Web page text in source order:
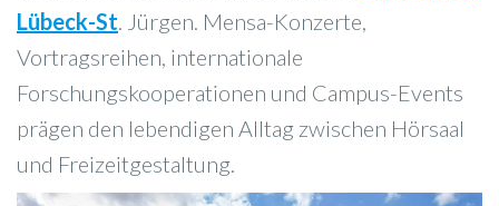
Lübeck-St . Jürgen. Mensa-Konzerte,
Vortragsreihen, internationale
Forschungskooperationen und Campus-Events
prägen den lebendigen Alltag zwischen Hörsaal
und Freizeitgestaltung.